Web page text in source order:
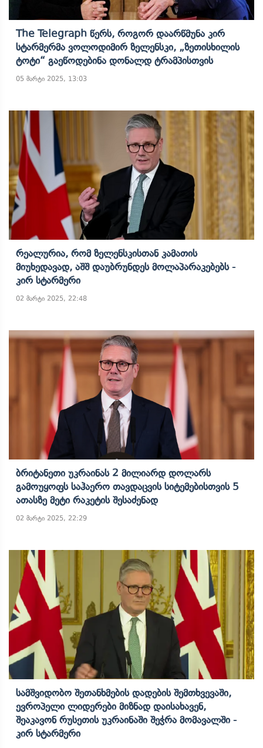
The Telegraph Წერს, Როგორ Დაარწმუნა Კირ
Სტარმერმა Ვოლოდიმირ Ზელენსკი, „ზეთისხილის
Ტოტი“ Გაეწოდებინა Დონალდ Ტრამპისთვის
05 მარტი 2025, 13:03
Რეალურია, Რომ Ზელენსკისთან Კამათის
Მიუხედავად, Აშშ Დაუბრუნდეს Მოლაპარაკებებს -
Კირ Სტარმერი
02 მარტი 2025, 22:48
Ბრიტანეთი Უკრაინას 2 Მილიარდ Დოლარს
Გამოუყოფს Საჰაერო Თავდაცვის Სიტემებისთვის 5
Ათასზე Მეტი Რაკეტის Შესაძენად
02 მარტი 2025, 22:29
Სამშვიდობო Შეთანხმების Დადების Შემთხვევაში,
Ევროპელი Ლიდერები Მიზნად Დაისახავენ,
Შეაკავონ Რუსეთის Უკრაინაში Შეჭრა Მომავალში -
Კირ Სტარმერი